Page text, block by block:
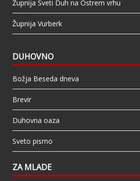
Župnija Sveti Duh na Ostrem vrhu
Župnija Vurberk
DUHOVNO
Božja Beseda dneva
Brevir
Duhovna oaza
Sveto pismo
ZA MLADE